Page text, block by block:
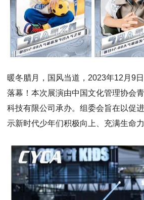
暖冬腊月，国风当道，2023年12月9
落幕！本次展演由中国文化管理协会
科技有限公司承办。组委会旨在以促
示新时代少年们积极向上、充满生命